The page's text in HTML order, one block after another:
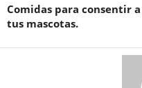
Comidas para consentir a
tus mascotas.